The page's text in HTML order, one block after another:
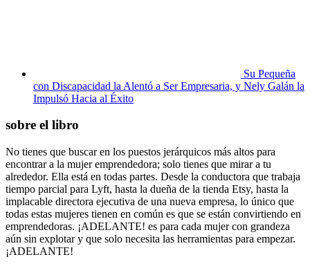
Su Pequeña
con Discapacidad la Alentó a Ser Empresaria, y Nely Galán la
Impulsó Hacia al Éxito
sobre el libro
No tienes que buscar en los puestos jerárquicos más altos para
encontrar a la mujer emprendedora; solo tienes que mirar a tu
alrededor. Ella está en todas partes. Desde la conductora que trabaja
tiempo parcial para Lyft, hasta la dueña de la tienda Etsy, hasta la
implacable directora ejecutiva de una nueva empresa, lo único que
todas estas mujeres tienen en común es que se están convirtiendo en
emprendedoras. ¡ADELANTE! es para cada mujer con grandeza
aún sin explotar y que solo necesita las herramientas para empezar.
¡ADELANTE!